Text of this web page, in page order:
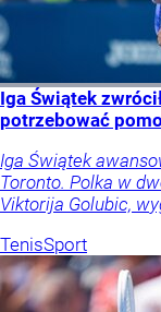
Iga Świątek
potrzebować
Iga Świątek
Toronto. Polka w
Viktorija Golubic,
TenisSport